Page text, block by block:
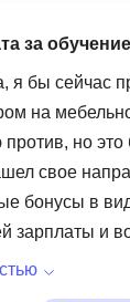
за обучение
я бы сейчас
на
но
свое
бонусы в
зарплаты и
я еще не